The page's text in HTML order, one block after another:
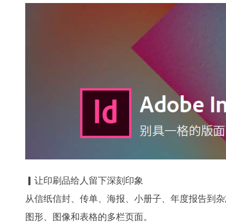
▎让印刷品给人留下深刻印象
从信纸信封、传单、海报、小册子、年度报告到
图形、图像和表格的多栏页面。